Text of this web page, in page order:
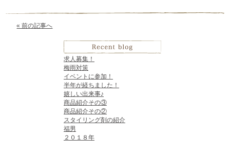
« 前の記事へ
求人募集！
梅雨対策
イベントに参加！
半年が経ちました！
嬉しい出来事♪
商品紹介その③
商品紹介その②
スタイリング剤の紹介
福男
２０１８年